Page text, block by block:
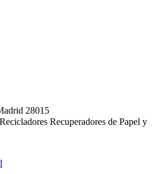
28015
Recuperadores de Papel y